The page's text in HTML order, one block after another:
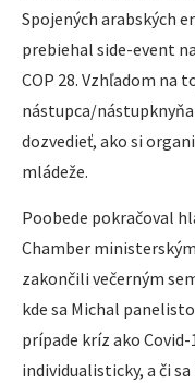
Spojených arabských
prebiehal side-event
COP 28. Vzhľadom na
nástupca/nástupknyňa
dozvedieť, ako si
mládeže.
Poobede pokračoval
Chamber
zakončili večerným
kde sa Michal
prípade kríz ako
individualisticky, a či